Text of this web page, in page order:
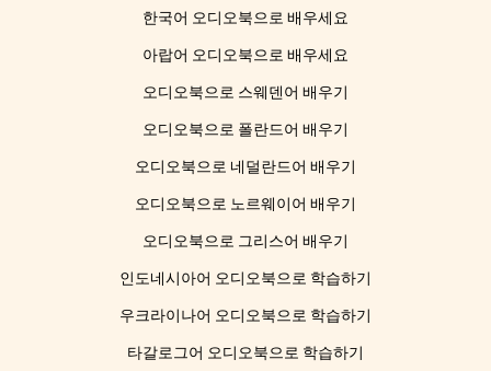
한국어 오디오북으로 배우세요
아랍어 오디오북으로 배우세요
오디오북으로 스웨덴어 배우기
오디오북으로 폴란드어 배우기
오디오북으로 네덜란드어 배우기
오디오북으로 노르웨이어 배우기
오디오북으로 그리스어 배우기
인도네시아어 오디오북으로 학습하기
우크라이나어 오디오북으로 학습하기
타갈로그어 오디오북으로 학습하기